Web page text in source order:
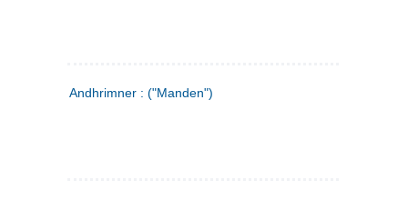
Andhrimner : ("Manden")